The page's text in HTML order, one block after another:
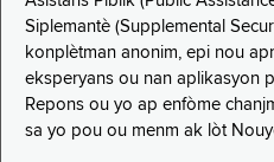
Siplemantè (Supplemental
konplètman anonim, epi nou
eksperyans ou nan aplikasyon
Repons ou yo ap enfòme
sa yo pou ou menm ak lòt